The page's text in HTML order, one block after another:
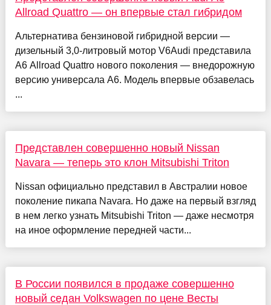
Allroad Quattro — он впервые стал гибридом
Альтернатива бензиновой гибридной версии —
дизельный 3,0-литровый мотор V6Audi представила
A6 Allroad Quattro нового поколения — внедорожную
версию универсала A6. Модель впервые обзавелась
...
Представлен совершенно новый Nissan
Navara — теперь это клон Mitsubishi Triton
Nissan официально представил в Австралии новое
поколение пикапа Navara. Но даже на первый взгляд
в нем легко узнать Mitsubishi Triton — даже несмотря
на иное оформление передней части...
В России появился в продаже совершенно
новый седан Volkswagen по цене Весты